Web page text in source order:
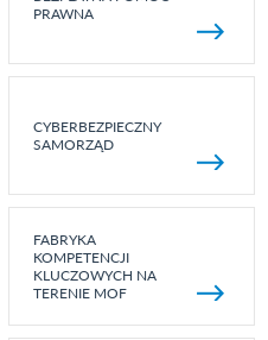
PRAWNA
CYBERBEZPIECZNY
SAMORZĄD
FABRYKA
KOMPETENCJI
KLUCZOWYCH NA
TERENIE MOF